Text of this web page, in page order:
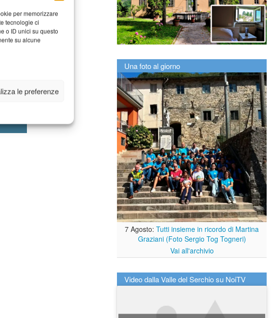
per memorizzare
tecnologie ci
o ID unici su questo
su alcune
le preferenze
Una foto al giorno
7 Agosto: Tutti insieme in ricordo di Martina
Graziani (Foto Sergio Tog Togneri)
Vai all'archivio
Video dalla Valle del Serchio su NoiTV